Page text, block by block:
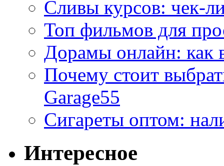
Сливы курсов: чек-
Топ фильмов для
Дорамы онлайн: как
Почему стоит
Garage55
Сигареты оптом:
Интересное